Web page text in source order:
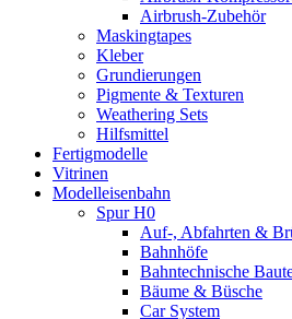
Airbrush-Zubehör
Maskingtapes
Kleber
Grundierungen
Pigmente & Texturen
Weathering Sets
Hilfsmittel
Fertigmodelle
Vitrinen
Modelleisenbahn
Spur H0
Auf-, Abfahrten &
Bahnhöfe
Bahntechnische
Bäume & Büsche
Car System